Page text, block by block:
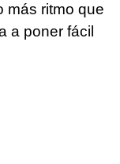
más ritmo que
a poner fácil